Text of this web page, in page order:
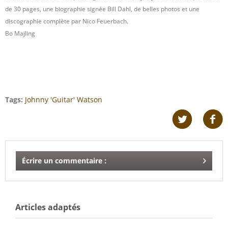
de 30 pages, une biographie signée Bill Dahl, de belles photos et une
discographie complète par Nico Feuerbach.
Bo Majling
Tags: Johnny 'Guitar' Watson
Écrire un commentaire :
Articles adaptés